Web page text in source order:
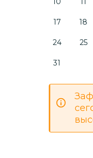
17 18
24 25
31